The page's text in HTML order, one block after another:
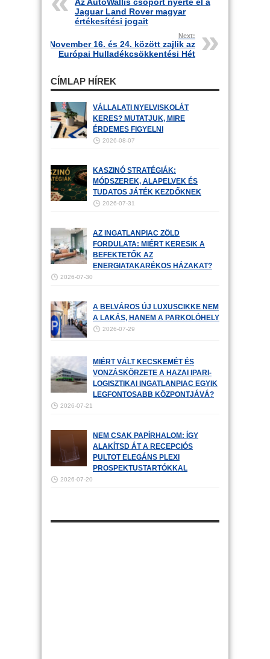
Jaguar Land Rover magyar
értékesítési jogait
Next:
November 16. és 24. között zajlik az
Európai Hulladékcsökkentési Hét
CÍMLAP HÍREK
VÁLLALATI NYELVISKOLÁT
KERES? MUTATJUK, MIRE
ÉRDEMES FIGYELNI
2026-08-07
KASZINÓ STRATÉGIÁK:
MÓDSZEREK, ALAPELVEK ÉS
TUDATOS JÁTÉK KEZDŐKNEK
2026-07-31
AZ INGATLANPIAC ZÖLD
FORDULATA: MIÉRT KERESIK A
BEFEKTETŐK AZ
ENERGIATAKARÉKOS HÁZAKAT?
2026-07-30
A BELVÁROS ÚJ LUXUSCIKKE NEM
A LAKÁS, HANEM A PARKOLÓHELY
2026-07-29
MIÉRT VÁLT KECSKEMÉT ÉS
VONZÁSKÖRZETE A HAZAI IPARI-
LOGISZTIKAI INGATLANPIAC EGYIK
LEGFONTOSABB KÖZPONTJÁVÁ?
2026-07-21
NEM CSAK PAPÍRHALOM: ÍGY
ALAKÍTSD ÁT A RECEPCIÓS
PULTOT ELEGÁNS PLEXI
PROSPEKTUSTARTÓKKAL
2026-07-20